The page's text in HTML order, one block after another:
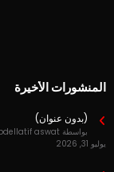
المنشورات الأخيرة
(بدون عنوان)
بواسطة abdellatif aswat
يوليو 31, 2026